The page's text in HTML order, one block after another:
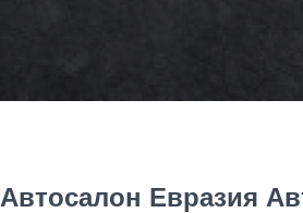
Автосалон Евразия